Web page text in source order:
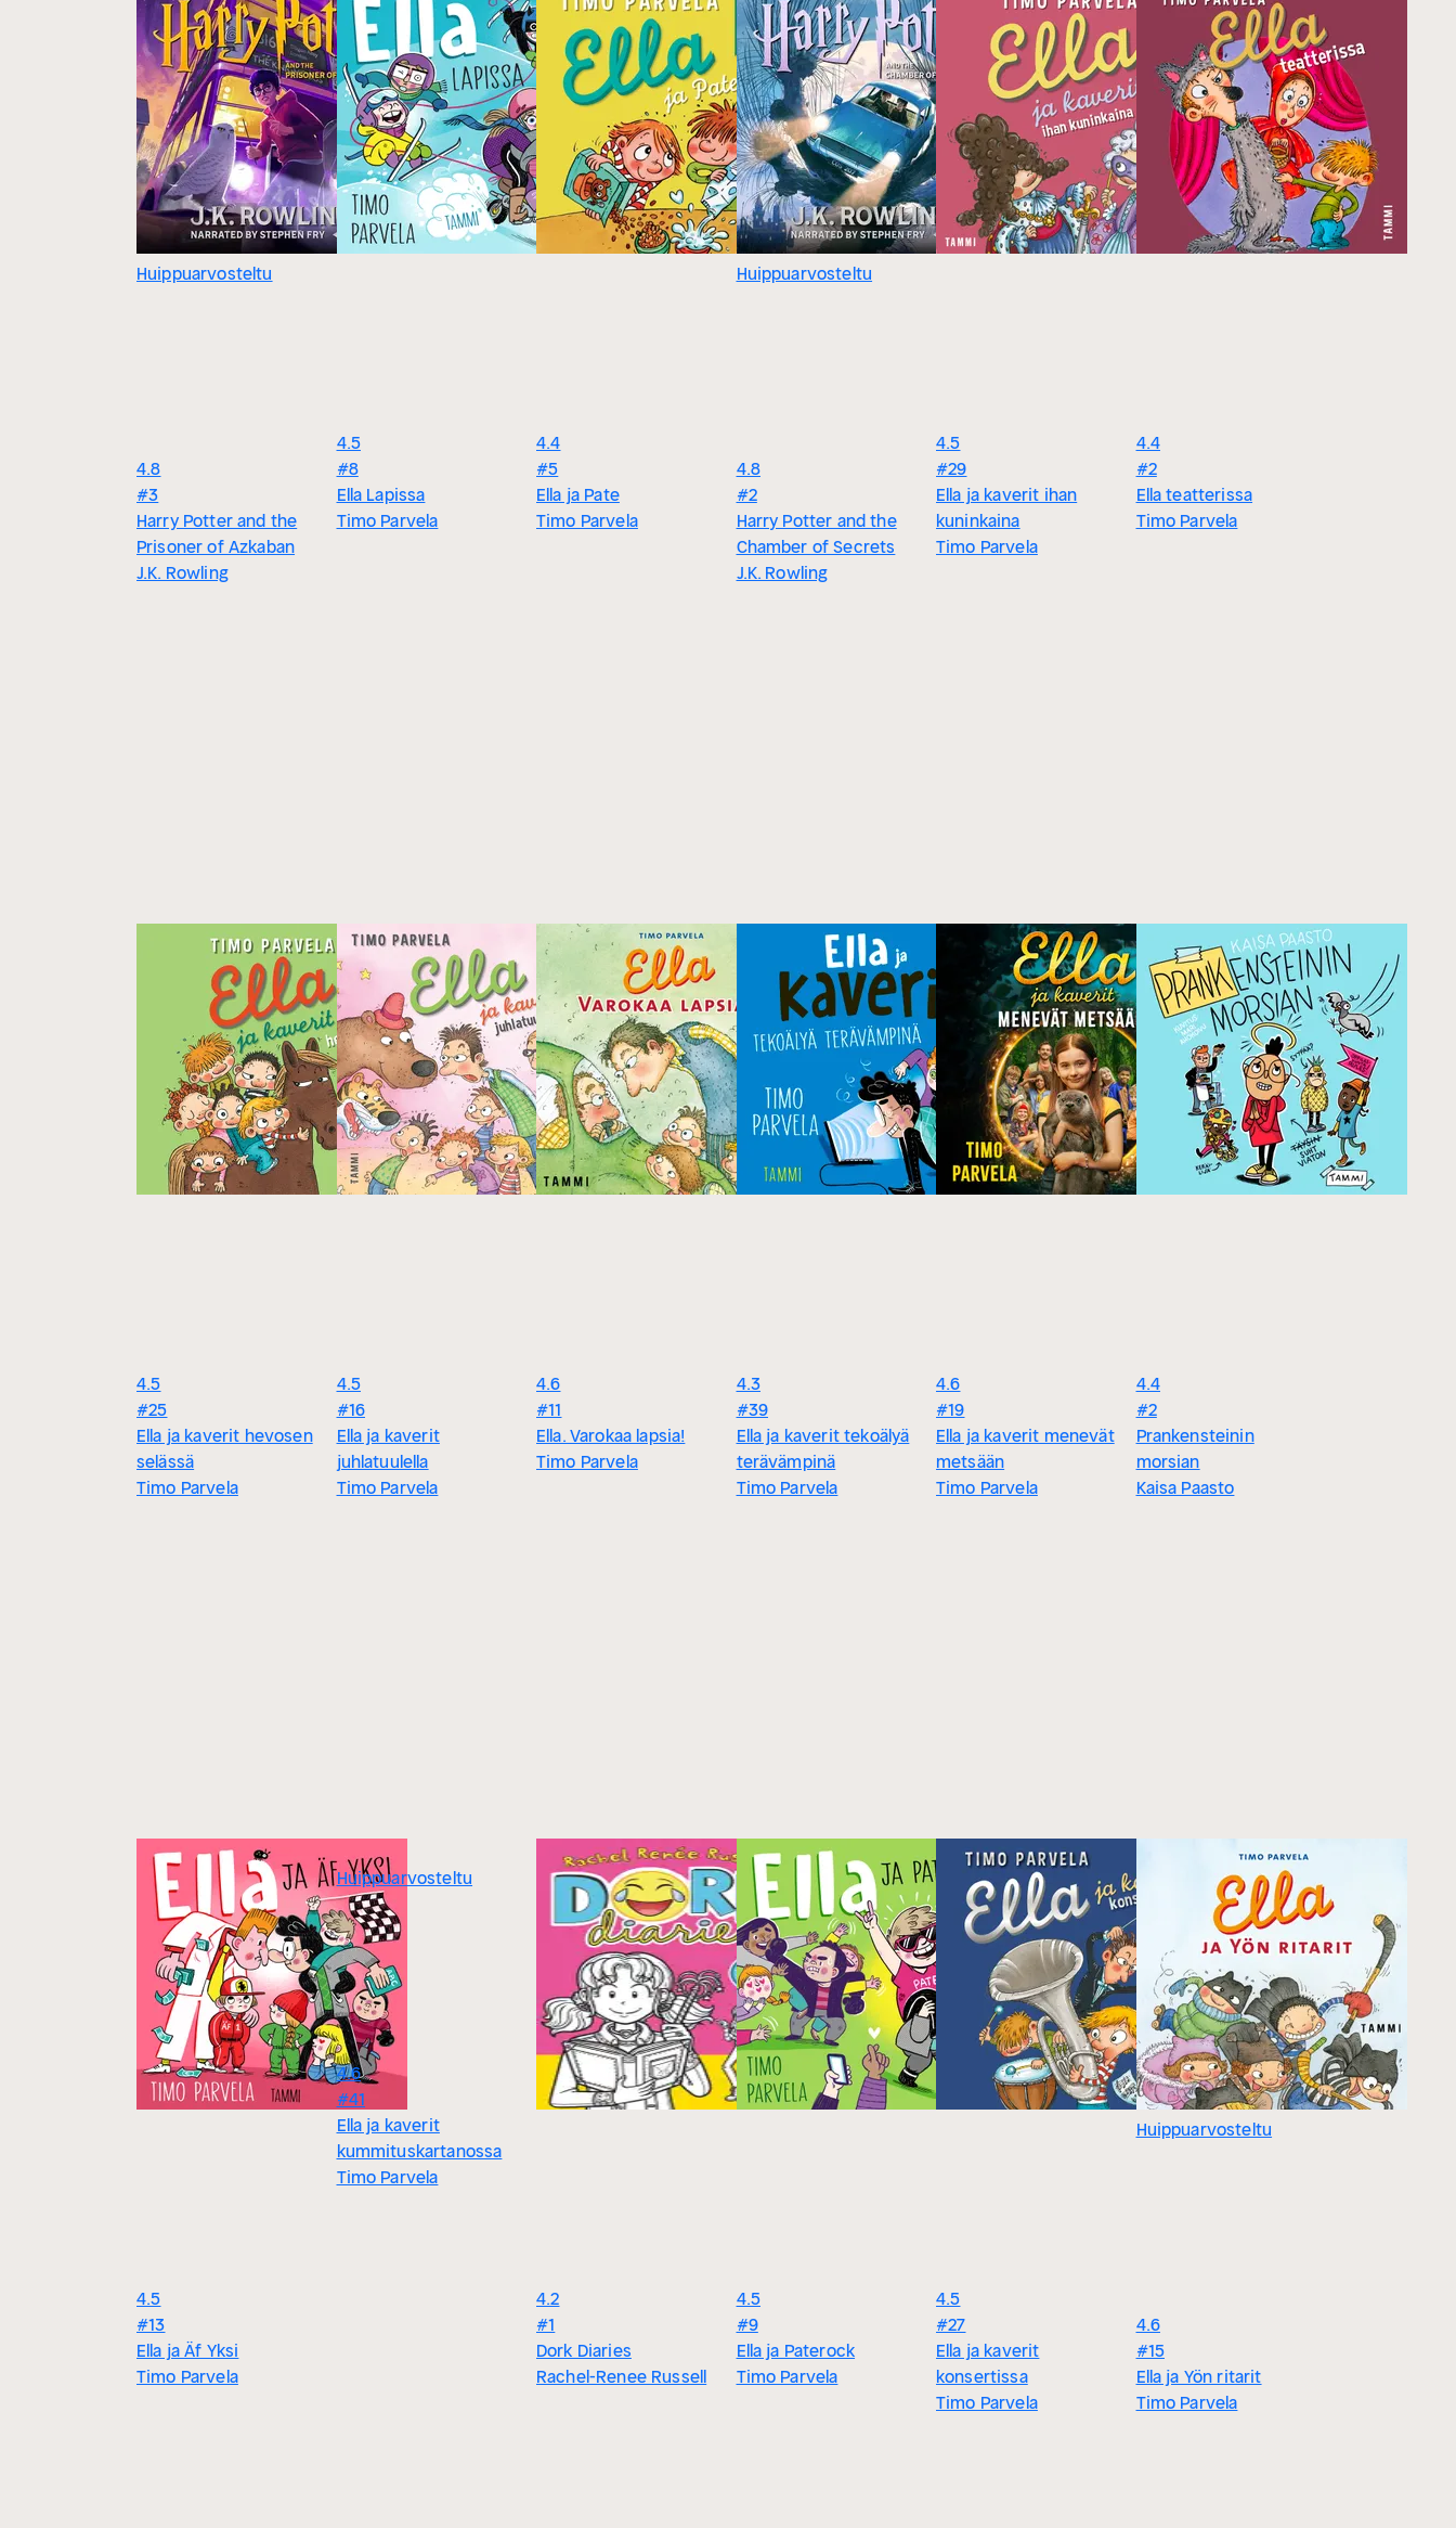
Huippuarvosteltu
4.8
#3
Harry Potter and the
Prisoner of Azkaban
J.K. Rowling
4.5
#8
Ella Lapissa
Timo Parvela
4.4
#5
Ella ja Pate
Timo Parvela
Huippuarvosteltu
4.8
#2
Harry Potter and the
Chamber of Secrets
J.K. Rowling
4.5
#29
Ella ja kaverit ihan
kuninkaina
Timo Parvela
4.4
#2
Ella teatterissa
Timo Parvela
4.5
#25
Ella ja kaverit hevosen
selässä
Timo Parvela
4.5
#16
Ella ja kaverit
juhlatuulella
Timo Parvela
4.6
#11
Ella. Varokaa lapsia!
Timo Parvela
4.3
#39
Ella ja kaverit tekoälyä
terävämpinä
Timo Parvela
4.6
#19
Ella ja kaverit menevät
metsään
Timo Parvela
4.4
#2
Prankensteinin
morsian
Kaisa Paasto
4.5
#13
Ella ja Äf Yksi
Timo Parvela
Huippuarvosteltu
4.6
#41
Ella ja kaverit
kummituskartanossa
Timo Parvela
4.2
#1
Dork Diaries
Rachel-Renee Russell
4.5
#9
Ella ja Paterock
Timo Parvela
4.5
#27
Ella ja kaverit
konsertissa
Timo Parvela
Huippuarvosteltu
4.6
#15
Ella ja Yön ritarit
Timo Parvela